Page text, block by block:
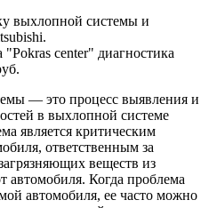
выхлопной системы и
center" диагностика
— это процесс выявления и
в выхлопной системе
является критическим
ответственным за
веществ из
автомобиля. Когда проблема
автомобиля, ее часто можно